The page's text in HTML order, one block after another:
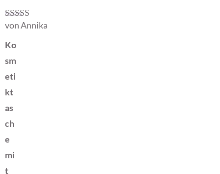
Bewertet mit
von Annika
Ko
sm
eti
kt
as
ch
e
mi
t